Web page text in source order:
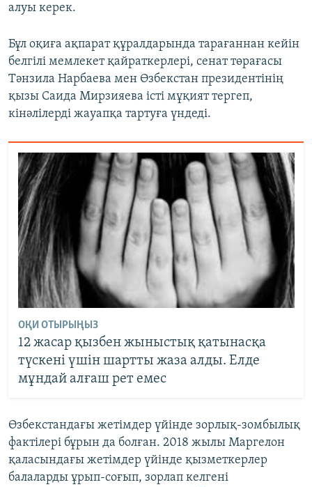
алуы керек.
Бұл оқиға ақпарат құралдарында тарағаннан кейін
белгілі мемлекет қайраткерлері, сенат төрағасы
Тәнзила Нарбаева мен Өзбекстан президентінің
қызы Саида Мирзияева істі мұқият тергеп,
кінәлілерді жауапқа тартуға үндеді.
ОҚИ ОТЫРЫҢЫЗ
12 жасар қызбен жыныстық қатынасқа
түскені үшін шартты жаза алды. Елде
мұндай алғаш рет емес
Өзбекстандағы жетімдер үйінде зорлық-зомбылық
фактілері бұрын да болған. 2018 жылы Маргелон
қаласындағы жетімдер үйінде қызметкерлер
балаларды ұрып-соғып, зорлап келгені